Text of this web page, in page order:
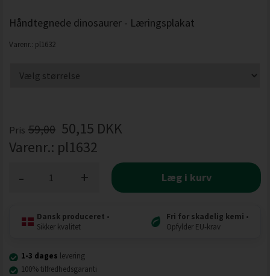
Håndtegnede dinosaurer - Læringsplakat
Varenr.: pl1632
Pris 59,00 50,15 DKK
Varenr.: pl1632
+
- Læg i kurv
Dansk produceret •
Sikker kvalitet
Fri for skadelig kemi •
Opfylder EU-krav
1-3 dages levering
100% tilfredhedsgaranti